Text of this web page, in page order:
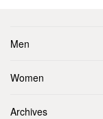
Men
Women
Archives